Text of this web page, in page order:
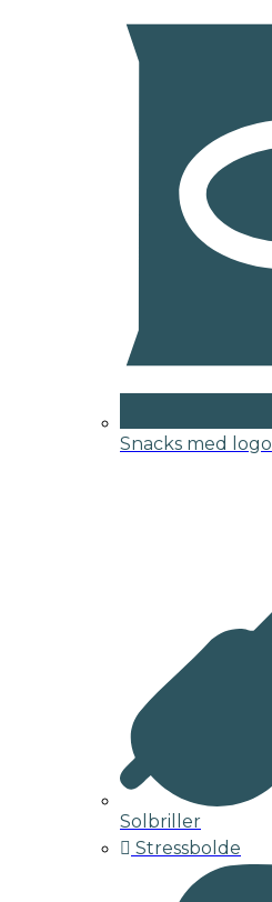
Snacks med logo
Solbriller
Stressbolde